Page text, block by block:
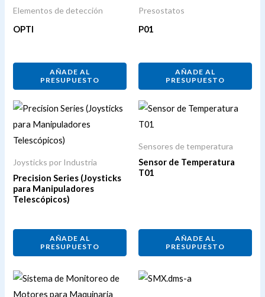
Elementos de detección
OPTI
AÑADE AL
PRESUPUESTO
Presostatos
P01
AÑADE AL
PRESUPUESTO
Joysticks por Industria
Precision Series (Joysticks
para Manipuladores
Telescópicos)
AÑADE AL
PRESUPUESTO
Sensores de temperatura
Sensor de Temperatura
T01
AÑADE AL
PRESUPUESTO